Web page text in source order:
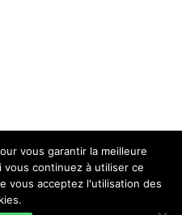
vous garantir la meilleure
continuez à utiliser ce
vous acceptez l'utilisation des